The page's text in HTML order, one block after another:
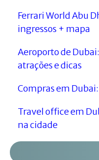
​Ferrari World Abu
ingressos + mapa
Aeroporto de
atrações e dicas
Compras em
Travel office em
na cidade